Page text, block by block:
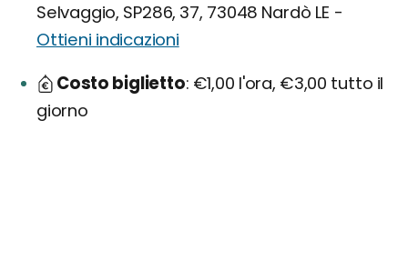
Selvaggio, SP286, 37, 73048 Nardò LE -
Ottieni indicazioni
Costo biglietto €1,00 l'ora, €3,00 tutto il
giorno